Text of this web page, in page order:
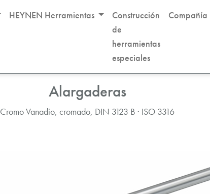
HEYNEN Herramientas
Construcción
de
herramientas
especiales
Compañía
Alargaderas
Cromo Vanadio, cromado, DIN 3123 B · ISO 3316